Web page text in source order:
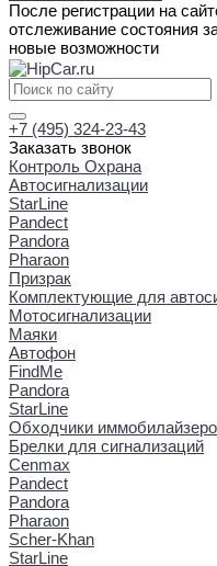
После регистрации на
отслеживание состояния
новые возможности
+7 (495) 324-23-43
Заказать звонок
Контроль Охрана
Автосигнализации
StarLine
Pandect
Pandora
Pharaon
Призрак
Комплектующие для
Мотосигнализации
Маяки
Автофон
FindMe
Pandora
StarLine
Обходчики
Брелки для сигнализаций
Cenmax
Pandect
Pandora
Pharaon
Scher-Khan
StarLine